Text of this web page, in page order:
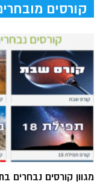
קורסים
מגוון קורסים